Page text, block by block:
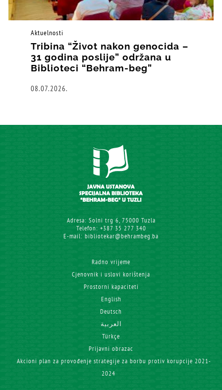
Aktuelnosti
Tribina “Život nakon genocida –
31 godina poslije” održana u
Biblioteci “Behram-beg”
08.07.2026.
Adresa: Solni trg 6, 75000 Tuzla
Telefon: +387 35 277 340
E-mail: bibliotekar@behrambeg.ba
Radno vrijeme
Cjenovnik i uslovi korištenja
Prostorni kapaciteti
English
Deutsch
العربية
Türkçe
Prijavni obrazac
Akcioni plan za provođenje strategije za borbu protiv korupcije 2021-
2024